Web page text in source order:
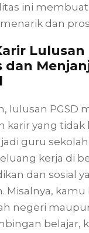
ini
menarik dan
Lulusan
dan
lulusan PGSD
karir yang tidak
guru sekolah
kerja di
dan sosial
Misalnya, kamu
negeri
belajar,